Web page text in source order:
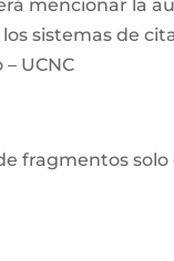
mencionar la
sistemas de
UCNC
fragmentos